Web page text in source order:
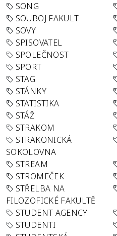
SONG
SOUBOJ FAKULT
SOVY
SPISOVATEL
SPOLEČNOST
SPORT
STAG
STÁNKY
STATISTIKA
STÁŽ
STRAKOM
STRAKONICKÁ
SOKOLOVNA
STREAM
STROMEČEK
STŘELBA NA
FILOZOFICKÉ FAKULTĚ
STUDENT AGENCY
STUDENTI